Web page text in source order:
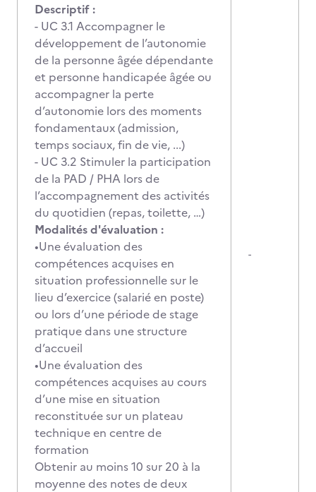
Descriptif :
- UC 3.1 Accompagner le
développement de l’autonomie
de la personne âgée dépendante
et personne handicapée âgée ou
accompagner la perte
d’autonomie lors des moments
fondamentaux (admission,
temps sociaux, fin de vie, ...)
- UC 3.2 Stimuler la participation
de la PAD / PHA lors de
l’accompagnement des activités
du quotidien (repas, toilette, …)
Modalités d'évaluation :
•Une évaluation des
compétences acquises en
situation professionnelle sur le
lieu d’exercice (salarié en poste)
ou lors d’une période de stage
pratique dans une structure
d’accueil
•Une évaluation des
compétences acquises au cours
d’une mise en situation
reconstituée sur un plateau
technique en centre de
formation
Obtenir au moins 10 sur 20 à la
moyenne des notes de deux
-